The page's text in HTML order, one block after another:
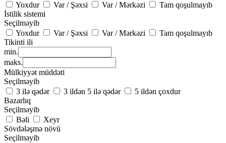
Yoxdur
Var / Şəxsi Var / Mərkəzi
Tam qoşulmayıb
İstilik sistemi
Seçilməyib
Yoxdur
Var / Şəxsi Var / Mərkəzi
Tam qoşulmayıb
Tikinti ili
min.
maks.
Mülkiyyət müddəti
Seçilməyib
3 ilə qədər
3 ildən 5 ilə qədər
5 ildən çoxdur
Bazarlıq
Seçilməyib
Bəli
Xeyr
Sövdələşmə növü
Seçilməyib